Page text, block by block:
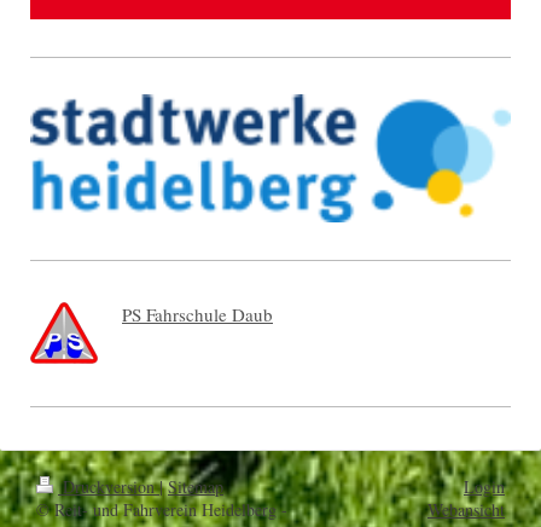
PS Fahrschule Daub
Druckversion| Sitemap
© Reit- und Fahrverein Heidelberg -
Login
Webansicht